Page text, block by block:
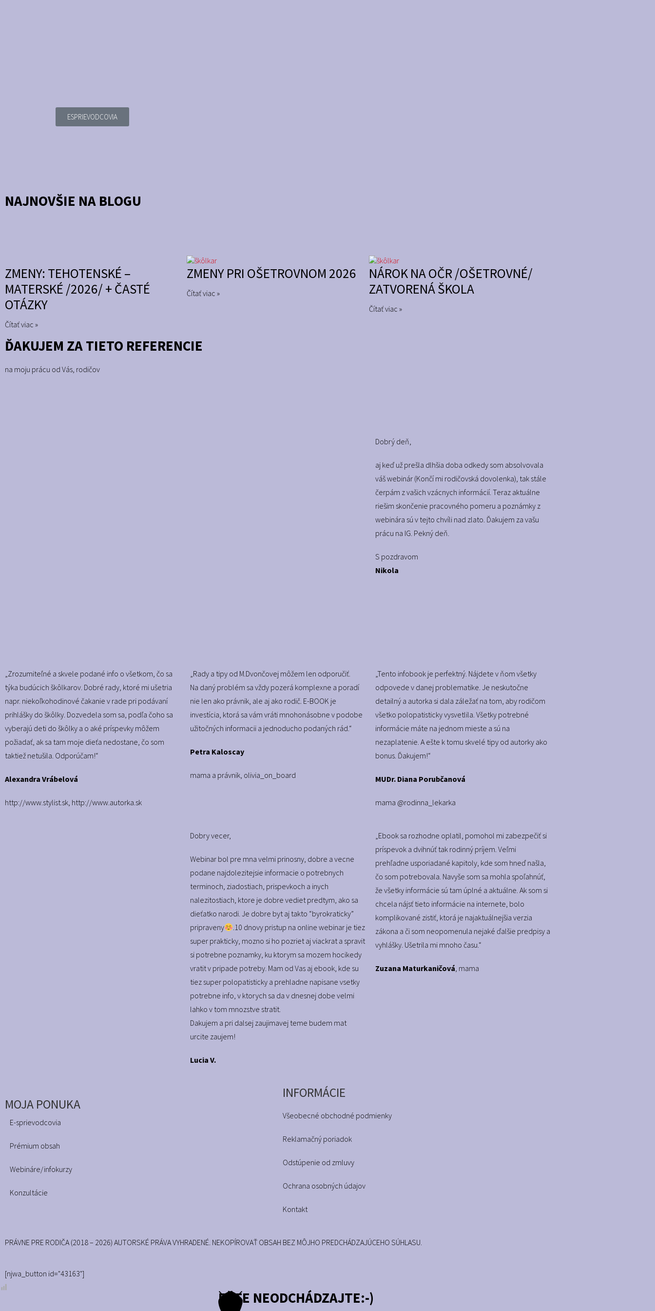
ESPRIEVODCOVIA
NAJNOVŠIE NA BLOGU
ZMENY: TEHOTENSKÉ –
MATERSKÉ /2026/ + ČASTÉ
OTÁZKY
Čítať viac »
ZMENY PRI OŠETROVNOM 2026
Čítať viac »
NÁROK NA OČR /OŠETROVNÉ/
ZATVORENÁ ŠKOLA
Čítať viac »
ĎAKUJEM ZA TIETO REFERENCIE
na moju prácu od Vás, rodičov
Dobrý deň,
aj keď už prešla dlhšia doba odkedy som absolvovala
váš webinár (Končí mi rodičovská dovolenka), tak stále
čerpám z vašich vzácnych informácií. Teraz aktuálne
riešim skončenie pracovného pomeru a poznámky z
webinára sú v tejto chvíli nad zlato. Ďakujem za vašu
prácu na IG. Pekný deň.
S pozdravom
Nikola
„Zrozumiteľné a skvele podané info o všetkom, čo sa
týka budúcich škôlkarov. Dobré rady, ktoré mi ušetria
napr. niekoľkohodinové čakanie v rade pri podávaní
prihlášky do škôlky. Dozvedela som sa, podľa čoho sa
vyberajú deti do škôlky a o aké príspevky môžem
požiadať, ak sa tam moje dieťa nedostane, čo som
taktiež netušila. Odporúčam!“
Alexandra Vrábelová
http://www.stylist.sk http://www.autorka.sk
„Rady a tipy od M.Dvončovej môžem len odporučiť.
Na daný problém sa vždy pozerá komplexne a poradí
nie len ako právnik, ale aj ako rodič. E-BOOK je
investícia, ktorá sa vám vráti mnohonásobne v podobe
užitočných informacii a jednoducho podaných rád.“
Petra Kaloscay
mama a právnik, olivia_on_board
„Tento infobook je perfektný. Nájdete v ňom všetky
odpovede v danej problematike. Je neskutočne
detailný a autorka si dala záležať na tom, aby rodičom
všetko polopatisticky vysvetlila. Všetky potrebné
informácie máte na jednom mieste a sú na
nezaplatenie. A ešte k tomu skvelé tipy od autorky ako
bonus. Ďakujem!“
MUDr. Diana Porubčanová
mama @rodinna_lekarka
Dobry vecer,
Webinar bol pre mna velmi prinosny, dobre a vecne
podane najdolezitejsie informacie o potrebnych
terminoch, ziadostiach, prispevkoch a inych
nalezitostiach, ktore je dobre vediet predtym, ako sa
dieťatko narodi. Je dobre byt aj takto “byrokraticky”
pripraveny
.10 dnovy pristup na online webinar je tiez
super prakticky, mozno si ho pozriet aj viackrat a spravit
si potrebne poznamky, ku ktorym sa mozem hocikedy
vratit v pripade potreby. Mam od Vas aj ebook, kde su
tiez super polopatisticky a prehladne napisane vsetky
potrebne info, v ktorych sa da v dnesnej dobe velmi
lahko v tom mnozstve stratit.
Dakujem a pri dalsej zaujimavej teme budem mat
urcite zaujem!
Lucia V.
„Ebook sa rozhodne oplatil, pomohol mi zabezpečiť si
príspevok a dvihnúť tak rodinný príjem. Veľmi
prehľadne usporiadané kapitoly, kde som hneď našla,
čo som potrebovala. Navyše som sa mohla spoľahnúť,
že všetky informácie sú tam úplné a aktuálne. Ak som si
chcela nájsť tieto informácie na internete, bolo
komplikované zistiť, ktorá je najaktuálnejšia verzia
zákona a či som neopomenula nejaké ďalšie predpisy a
vyhlášky. Ušetrila mi mnoho času.“
Zuzana Maturkaničová , mama
MOJA PONUKA
E-sprievodcovia
Prémium obsah
Webináre/infokurzy
Konzultácie
INFORMÁCIE
Všeobecné obchodné podmienky
Reklamačný poriadok
Odstúpenie od zmluvy
Ochrana osobných údajov
Kontakt
PRÁVNE PRE RODIČA (2018 – 2026) AUTORSKÉ PRÁVA VYHRADENÉ. NEKOPÍROVAŤ OBSAH BEZ MÔJHO PREDCHÁDZAJÚCEHO SÚHLASU.
[njwa_button id="43163"]
EŠTE NEODCHÁDZAJTE:-)